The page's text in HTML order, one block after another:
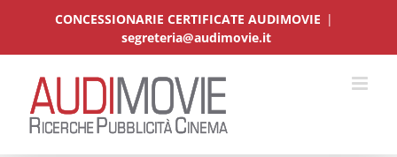
CONCESSIONARIE CERTIFICATE AUDIMOVIE |
segreteria@audimovie.it